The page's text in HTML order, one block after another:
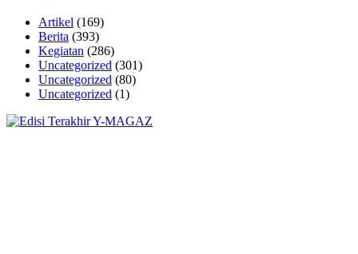
Artikel (169)
Berita (393)
Kegiatan (286)
Uncategorized (301)
Uncategorized (80)
Uncategorized (1)